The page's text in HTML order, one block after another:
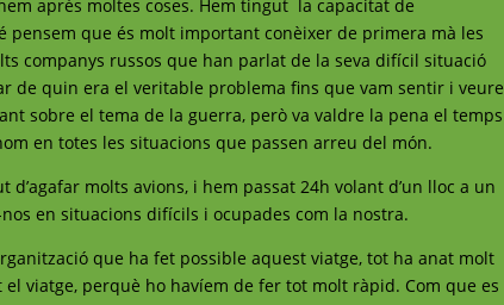
après moltes coses. Hem tingut la capacitat de
pensem que és molt important conèixer de primera mà les
companys russos que han parlat de la seva difícil situació
de quin era el veritable problema fins que vam sentir i veure
sobre el tema de la guerra, però va valdre la pena el temps
en totes les situacions que passen arreu del món.
molts avions, i hem passat 24h volant d’un lloc a un
en situacions difícils i ocupades com la nostra.
que ha fet possible aquest viatge, tot ha anat molt
viatge, perquè ho havíem de fer tot molt ràpid. Com que es